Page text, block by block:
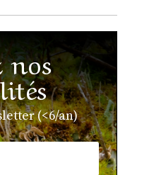
nos
(<6/an)